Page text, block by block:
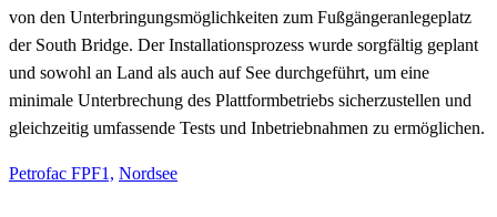
von den Unterbringungsmöglichkeiten zum Fußgängeranlegeplatz
der South Bridge. Der Installationsprozess wurde sorgfältig geplant
und sowohl an Land als auch auf See durchgeführt, um eine
minimale Unterbrechung des Plattformbetriebs sicherzustellen und
gleichzeitig umfassende Tests und Inbetriebnahmen zu ermöglichen.
Petrofac FPF1, Nordsee